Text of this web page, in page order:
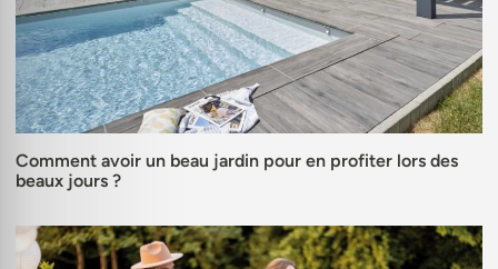
Comment avoir un beau jardin pour en profiter lors des
beaux jours ?